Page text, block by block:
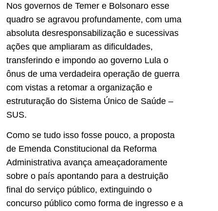
Nos governos de Temer e Bolsonaro esse
quadro se agravou profundamente, com uma
absoluta desresponsabilização e sucessivas
ações que ampliaram as dificuldades,
transferindo e impondo ao governo Lula o
ônus de uma verdadeira operação de guerra
com vistas a retomar a organização e
estruturação do Sistema Único de Saúde –
SUS.
Como se tudo isso fosse pouco, a proposta
de Emenda Constitucional da Reforma
Administrativa avança ameaçadoramente
sobre o país apontando para a destruição
final do serviço público, extinguindo o
concurso público como forma de ingresso e a